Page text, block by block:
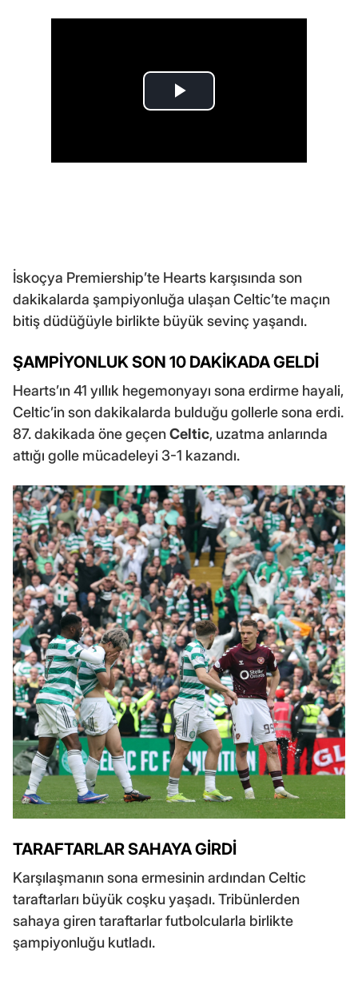
İskoçya Premiership’te Hearts karşısında son
dakikalarda şampiyonluğa ulaşan Celtic’te maçın
bitiş düdüğüyle birlikte büyük sevinç yaşandı.
ŞAMPİYONLUK SON 10 DAKİKADA GELDİ
Hearts’ın 41 yıllık hegemonyayı sona erdirme hayali,
Celtic’in son dakikalarda bulduğu gollerle sona erdi.
87. dakikada öne geçenCeltic, uzatma anlarında
attığı golle mücadeleyi 3-1 kazandı.
TARAFTARLAR SAHAYA GİRDİ
Karşılaşmanın sona ermesinin ardından Celtic
taraftarları büyük coşku yaşadı. Tribünlerden
sahaya giren taraftarlar futbolcularla birlikte
şampiyonluğu kutladı.